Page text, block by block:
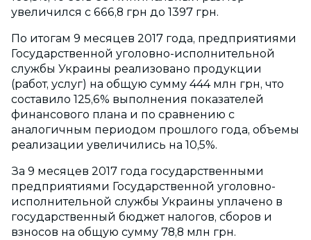
увеличился с 666,8 грн до 1397 грн.
По итогам 9 месяцев 2017 года, предприятиями
Государственной уголовно-исполнительной
службы Украины реализовано продукции
(работ, услуг) на общую сумму 444 млн грн, что
составило 125,6% выполнения показателей
финансового плана и по сравнению с
аналогичным периодом прошлого года, объемы
реализации увеличились на 10,5%.
За 9 месяцев 2017 года государственными
предприятиями Государственной уголовно-
исполнительной службы Украины уплачено в
государственный бюджет налогов, сборов и
взносов на общую сумму 78,8 млн грн.